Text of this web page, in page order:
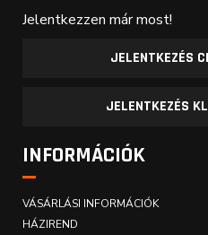
Jelentkezzen már most!
JELENTKEZÉS
JELENTKEZÉS
INFORMÁCIÓK
VÁSÁRLÁSI INFORMÁCIÓK
HÁZIREND